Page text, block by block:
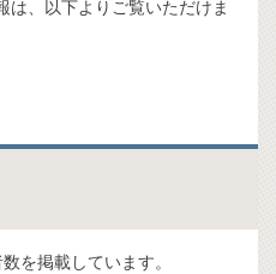
は、以下よりご覧いただけま
を掲載しています。